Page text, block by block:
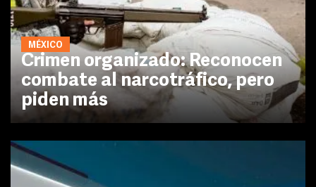
MÉXICO
Crimen organizado: Reconocen
combate al narcotráfico, pero
piden más